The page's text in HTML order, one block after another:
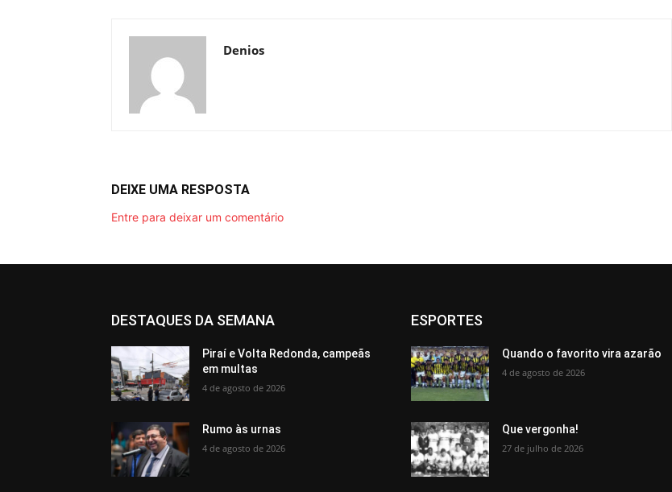
Denios
DEIXE UMA RESPOSTA
Entre para deixar um comentário
DESTAQUES DA SEMANA
Piraí e Volta Redonda, campeãs
em multas
4 de agosto de 2026
Rumo às urnas
4 de agosto de 2026
ESPORTES
Quando o favorito vira azarão
4 de agosto de 2026
Que vergonha!
27 de julho de 2026